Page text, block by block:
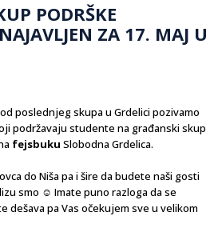
PODRŠKE
ZA 17. MAJ U
poslednjeg skupa u Grdelici pozivamo
podržavaju studente na građanski skup
fejsbuku Slobodna Grdelica.
do Niša pa i šire da budete naši gosti
smo ☺️ Imate puno razloga da se
dešava pa Vas očekujem sve u velikom